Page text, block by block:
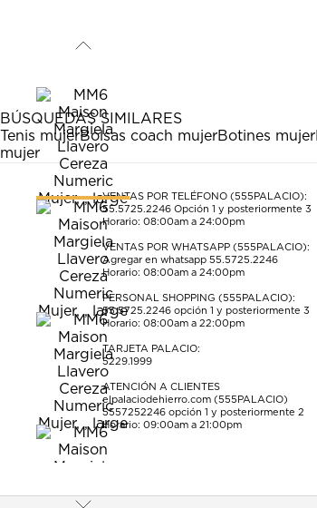
BÚSQUEDAS SIMILARES
Tenis mujerBolsas coach mujerBotines mujer
mujer
VENTAS POR TELÉFONO (555PALACIO):
55.5725.2246 Opción 1 y posteriormente 3
Horario: 08:00am a 24:00pm
VENTAS POR WHATSAPP (555PALACIO):
Agregar en whatsapp 55.5725.2246
Horario: 08:00am a 24:00pm
PERSONAL SHOPPING (555PALACIO):
55.5725.2246 opción 1 y posteriormente 3
Horario: 08:00am a 22:00pm
TARJETA PALACIO:
5229.1999
ATENCIÓN A CLIENTES
elpalaciodehierro.com (555PALACIO)
5557252246 opción 1 y posteriormente 2
Horario: 09:00am a 21:00pm